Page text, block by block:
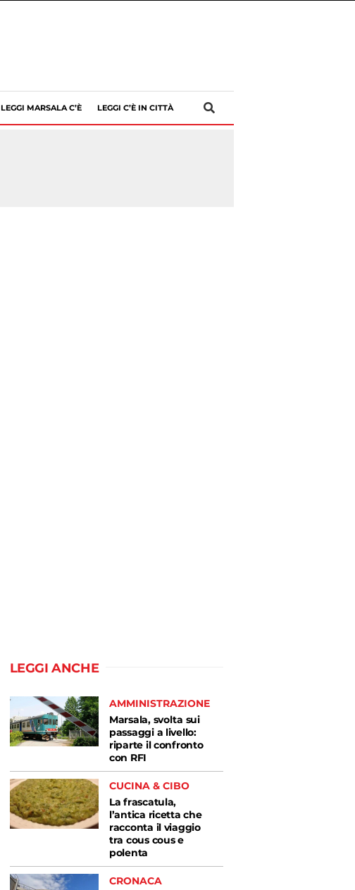
LEGGI MARSALA C’È LEGGI C’È IN CITTÀ
LEGGI ANCHE
AMMINISTRAZIONE
Marsala, svolta sui
passaggi a livello:
riparte il confronto
con RFI
CUCINA & CIBO
La frascatula,
l’antica ricetta che
racconta il viaggio
tra cous cous e
polenta
CRONACA